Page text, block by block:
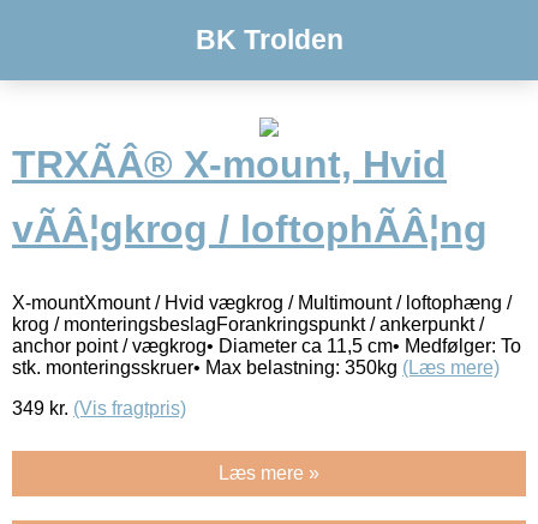
BK Trolden
TRXÃÂ® X-mount, Hvid
vÃÂ¦gkrog / loftophÃÂ¦ng
X-mountXmount / Hvid vægkrog / Multimount / loftophæng /
krog / monteringsbeslagForankringspunkt / ankerpunkt /
anchor point / vægkrog• Diameter ca 11,5 cm• Medfølger: To
stk. monteringsskruer• Max belastning: 350kg (Læs mere)
349 kr. (Vis fragtpris)
Læs mere »